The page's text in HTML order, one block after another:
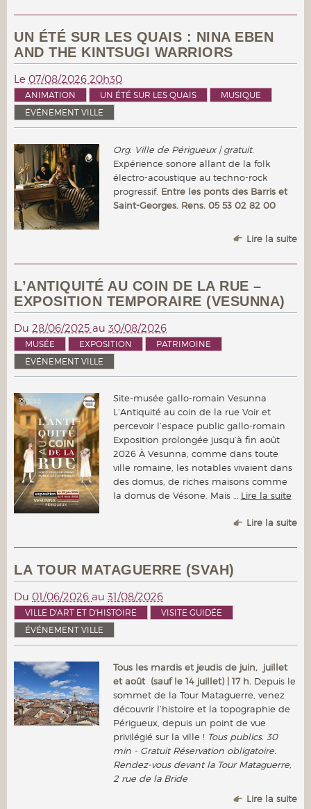
UN ÉTÉ SUR LES QUAIS : NINA EBEN
AND THE KINTSUGI WARRIORS
Le 07/08/2026 20h30
ANIMATION UN ÉTÉ SUR LES QUAIS
MUSIQUE
ÉVÉNEMENT VILLE
Org. Ville de Périgueux | gratuit.
Expérience sonore allant de la folk
électro-acoustique au techno-rock
progressif. Entre les ponts des Barris et
Saint-Georges. Rens. 05 53 02 82 00
Lire la suite
L’ANTIQUITÉ AU COIN DE LA RUE –
EXPOSITION TEMPORAIRE (VESUNNA)
Du 28/06/2025 au 30/08/2026
MUSÉE EXPOSITION
PATRIMOINE
ÉVÉNEMENT VILLE
Site-musée gallo-romain Vesunna
L’Antiquité au coin de la rue Voir et
percevoir l’espace public gallo-romain
Exposition prolongée jusqu’à fin août
2026 À Vesunna, comme dans toute
ville romaine, les notables vivaient dans
des domus, de riches maisons comme
la domus de Vésone. Mais … Lire la suite
Lire la suite
LA TOUR MATAGUERRE (SVAH)
Du 01/06/2026 au 31/08/2026
VILLE D'ART ET D'HISTOIRE
VISITE GUIDÉE
ÉVÉNEMENT VILLE
Tous les mardis et jeudis de juin, juillet
et août (sauf le 14 juillet) | 17 h. Depuis le
sommet de la Tour Mataguerre, venez
découvrir l’histoire et la topographie de
Périgueux, depuis un point de vue
privilégié sur la ville ! Tous publics. 30
min - Gratuit Réservation obligatoire.
Rendez-vous devant la Tour Mataguerre,
2 rue de la Bride
Lire la suite